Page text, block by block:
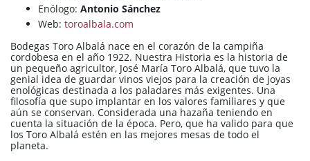
Enólogo: Antonio Sánchez
Web: toroalbala.com
Bodegas Toro Albalá nace en el corazón de la campiña
cordobesa en el año 1922. Nuestra Historia es la historia de
un pequeño agricultor, José María Toro Albalá, que tuvo la
genial idea de guardar vinos viejos para la creación de joyas
enológicas destinada a los paladares más exigentes. Una
filosofía que supo implantar en los valores familiares y que
aún se conservan. Considerada una hazaña teniendo en
cuenta la situación de la época. Pero, que ha valido para que
los Toro Albalá estén en las mejores mesas de todo el
planeta.